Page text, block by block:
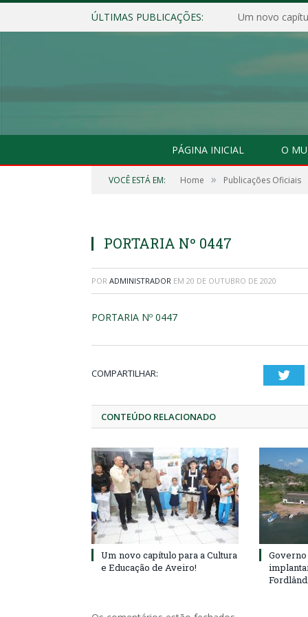
ÚLTIMAS PUBLICAÇÕES: Um novo
PÁGINA INICIAL O
VOCÊ ESTÁ EM: Home » Publicações Oficiais
PORTARIA Nº 0447
POR ADMINISTRADOR EM 20 DE OUTUBRO DE 2020
PORTARIA Nº 0447
COMPARTILHAR:
CONTEÚDO RELACIONADO
Um novo capítulo para a Cultura
e Educação de Aveiro!